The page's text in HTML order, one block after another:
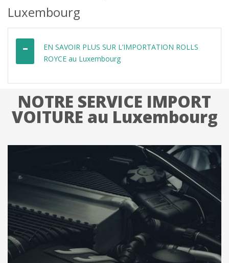
Luxembourg
EN SAVOIR PLUS SUR L’IMPORTATION ROLLS
ROYCE au Luxembourg
NOTRE SERVICE IMPORT
VOITURE au Luxembourg